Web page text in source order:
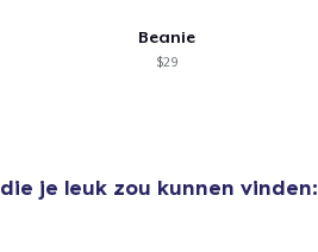
Beanie
$29
die je leuk zou kunnen vinden: